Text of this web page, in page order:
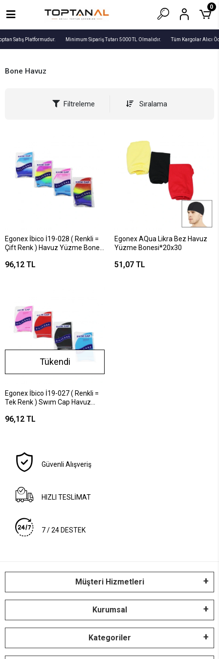
Satış Platformudur. Minimum Sipariş Tutarı 5000 TL Olmalıdır. Tüm Kargolar Alıcı
0
Bone Havuz
Filtreleme Sıralama
Egonex İbico İ19-028 ( Renkli =
Çift Renk ) Havuz Yüzme Bonesi
96,12 TL
Egonex AQua Likra Bez Havuz
Yüzme Bonesi*20x30
51,07 TL
Tükendi
Egonex İbico İ19-027 ( Renkli =
Tek Renk ) Swım Cap Havuz
Lateks*12x33
96,12 TL
Güvenli Alışveriş
HIZLI TESLİMAT
7 / 24 DESTEK
Müşteri Hizmetleri
Kurumsal
Kategoriler